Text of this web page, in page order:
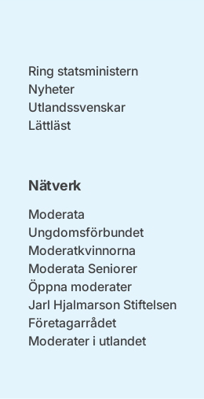
Ring statsministern
Nyheter
Utlandssvenskar
Lättläst
Nätverk
Moderata
Ungdomsförbundet
Moderatkvinnorna
Moderata Seniorer
Öppna moderater
Jarl Hjalmarson Stiftelsen
Företagarrådet
Moderater i utlandet